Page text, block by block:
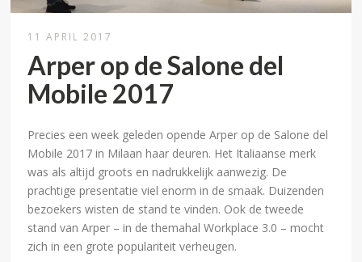
11 APRIL 2017
Arper op de Salone del
Mobile 2017
Precies een week geleden opende Arper op de Salone del
Mobile 2017 in Milaan haar deuren. Het Italiaanse merk
was als altijd groots en nadrukkelijk aanwezig. De
prachtige presentatie viel enorm in de smaak. Duizenden
bezoekers wisten de stand te vinden. Ook de tweede
stand van Arper – in de themahal Workplace 3.0 – mocht
zich in een grote populariteit verheugen.